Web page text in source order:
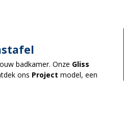
badkamer. Onze Gliss
ons Project model, een